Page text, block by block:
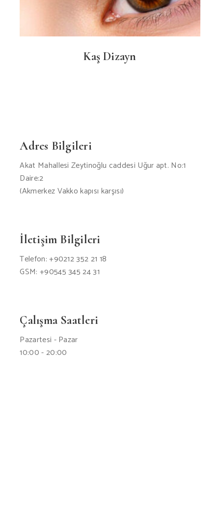
Kaş Dizayn
Adres Bilgileri
Akat Mahallesi Zeytinoğlu caddesi Uğur apt. No:1
Daire:2
(Akmerkez Vakko kapısı karşısı)
İletişim Bilgileri
Telefon: +90212 352 21 18
GSM: +90545 345 24 31
Çalışma Saatleri
Pazartesi - Pazar
10:00 - 20:00